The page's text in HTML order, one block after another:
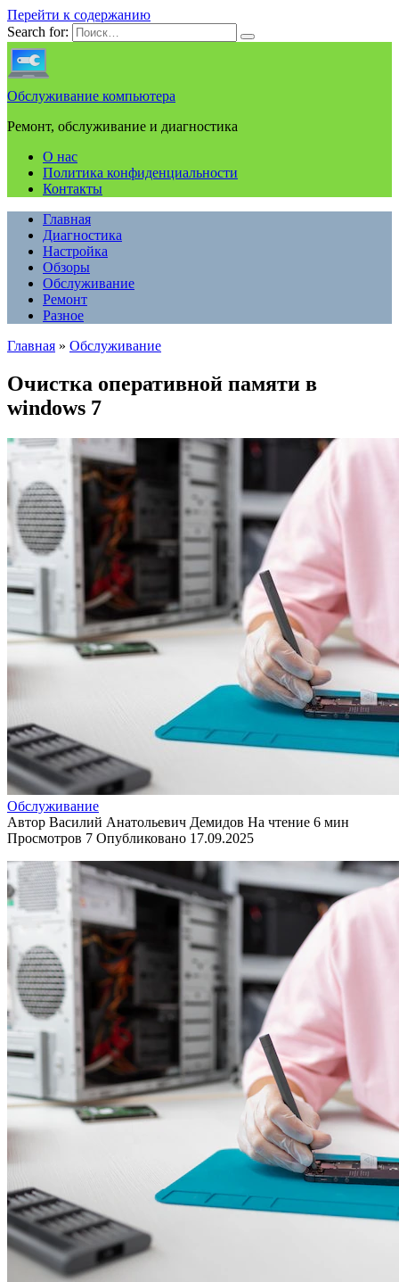
Перейти к содержанию
Search for:
Обслуживание компьютера
Ремонт, обслуживание и диагностика
О нас
Политика конфиденциальности
Контакты
Главная
Диагностика
Настройка
Обзоры
Обслуживание
Ремонт
Разное
Главная » Обслуживание
Очистка оперативной памяти в
windows 7
Обслуживание
Автор Василий Анатольевич Демидов На чтение 6 мин
Просмотров 7 Опубликовано 17.09.2025